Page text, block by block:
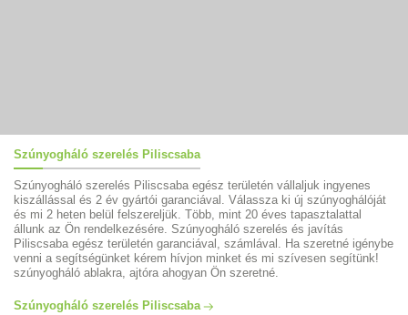
Szúnyogháló szerelés Piliscsaba
Szúnyogháló szerelés Piliscsaba egész területén vállaljuk ingyenes
kiszállással és 2 év gyártói garanciával. Válassza ki új szúnyoghálóját
és mi 2 heten belül felszereljük. Több, mint 20 éves tapasztalattal
állunk az Ön rendelkezésére. Szúnyogháló szerelés és javítás
Piliscsaba egész területén garanciával, számlával. Ha szeretné igénybe
venni a segítségünket kérem hívjon minket és mi szívesen segítünk!
szúnyogháló ablakra, ajtóra ahogyan Ön szeretné.
Szúnyogháló szerelés Piliscsaba